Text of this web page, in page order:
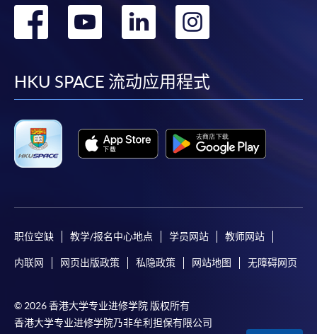
转
facebook
转
youtube
转
linkedin
转
HKU SPACE 流动应用程式
职位空缺 教学/报名中心地点 学员网站 教师网站
内联网 网页出版政策 私隐政策 网站地图 无障碍网页
© 2026 香港大学专业进修学院 版权所有
香港大学专业进修学院乃非牟利担保有限公司